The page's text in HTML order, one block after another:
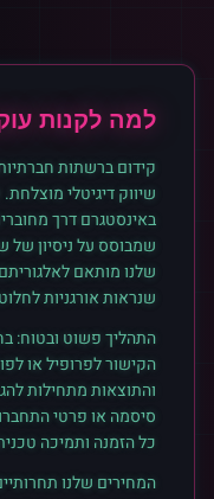
למה לקנות
קידום ברשתות
שיווק דיגיטלי
באינסטגרםדרך
שמבוסס על ניסיון של
שלנו מותאם
שנראות אורגניות
התהליך פשוט ובטוח:
הקישור לפרופיל או
והתוצאות מתחילות
סיסמה או פרטי
כל הזמנה ותמיכה
המחירים שלנו